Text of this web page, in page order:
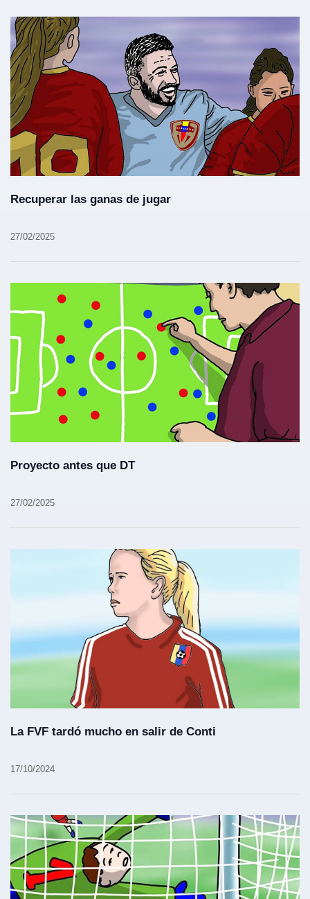
Recuperar las ganas de jugar
27/02/2025
Proyecto antes que DT
27/02/2025
La FVF tardó mucho en salir de Conti
17/10/2024